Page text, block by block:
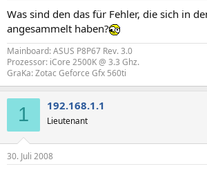
Was sind den das für Fehler, die sich in
angesammelt haben?
Mainboard: ASUS P8P67 Rev. 3.0
Prozessor: iCore 2500K @ 3.3 Ghz.
GraKa: Zotac Geforce Gfx 560ti
1 192.168.1.1
Lieutenant
30. Juli 2008